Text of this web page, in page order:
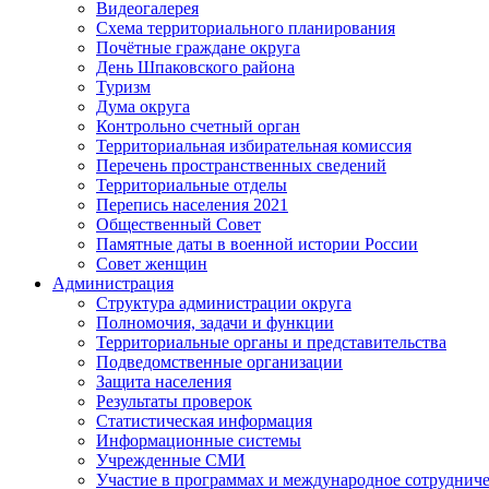
Видеогалерея
Схема территориального планирования
Почётные граждане округа
День Шпаковского района
Туризм
Дума округа
Контрольно счетный орган
Территориальная избирательная комиссия
Перечень пространственных сведений
Территориальные отделы
Перепись населения 2021
Общественный Совет
Памятные даты в военной истории России
Совет женщин
Администрация
Структура администрации округа
Полномочия, задачи и функции
Территориальные органы и представительства
Подведомственные организации
Защита населения
Результаты проверок
Статистическая информация
Информационные системы
Учрежденные СМИ
Участие в программах и международное